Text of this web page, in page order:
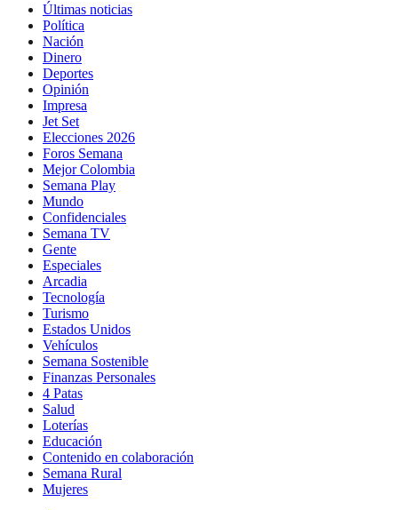
Últimas noticias
Política
Nación
Dinero
Deportes
Opinión
Impresa
Jet Set
Elecciones 2026
Foros Semana
Mejor Colombia
Semana Play
Mundo
Confidenciales
Semana TV
Gente
Especiales
Arcadia
Tecnología
Turismo
Estados Unidos
Vehículos
Semana Sostenible
Finanzas Personales
4 Patas
Salud
Loterías
Educación
Contenido en colaboración
Semana Rural
Mujeres